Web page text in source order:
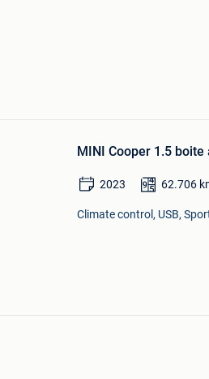
MINI Cooper 1.5
2023 62.706
Climate control, USB,